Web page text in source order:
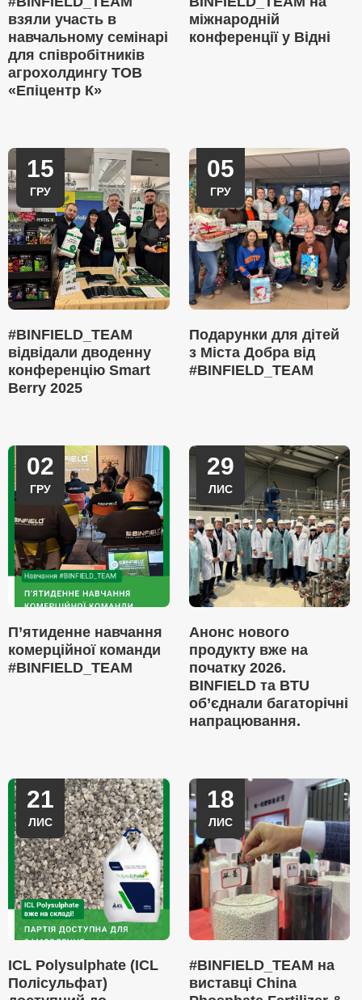
взяли участь в
навчальному семінарі
для співробітників
агрохолдингу ТОВ
«Епіцентр К»
міжнародній
конференції у Відні
15
ГРУ
#BINFIELD_TEAM
відвідали дводенну
конференцію Smart
Berry 2025
05
ГРУ
Подарунки для дітей
з Міста Добра від
#BINFIELD_TEAM
02
ГРУ
П’ятиденне навчання
комерційної команди
#BINFIELD_TEAM
29
ЛИС
Анонс нового
продукту вже на
початку 2026.
BINFIELD та BTU
об’єднали багаторічні
напрацювання.
21
ЛИС
ICL Polysulphate (ICL
Полісульфат)
18
ЛИС
#BINFIELD_TEAM на
виставці China